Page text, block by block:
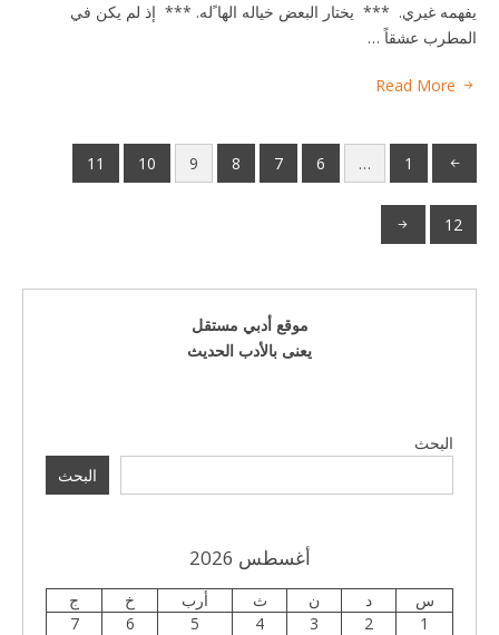
يفهمه غيري. *** يختار البعض خياله الها ًله. *** إذ لم يکن في
المطرب عشقاً …
Read More
1
…
6
7
8
9
10
11
12
موقع أدبي مستقل
يعنى بالأدب الحديث
البحث
البحث
أغسطس 2026
س د ن ث أرب خ
ج
1
2
3
4
5
6
7